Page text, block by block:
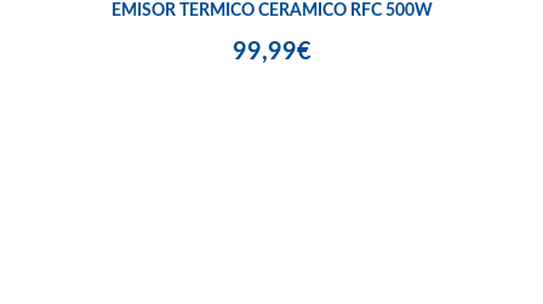
EMISOR TERMICO CERAMICO RFC 500W
99,99€